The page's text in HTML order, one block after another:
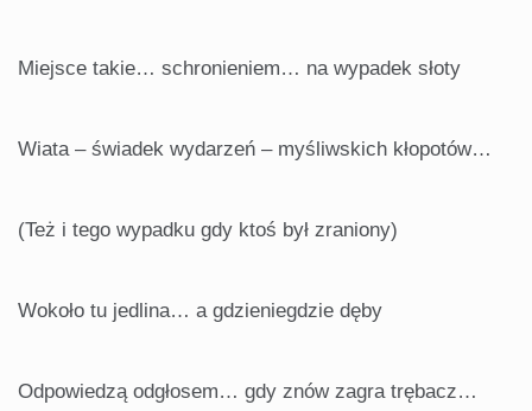
Miejsce takie… schronieniem… na wypadek słoty
Wiata – świadek wydarzeń – myśliwskich kłopotów…
(Też i tego wypadku gdy ktoś był zraniony)
Wokoło tu jedlina… a gdzieniegdzie dęby
Odpowiedzą odgłosem… gdy znów zagra trębacz…